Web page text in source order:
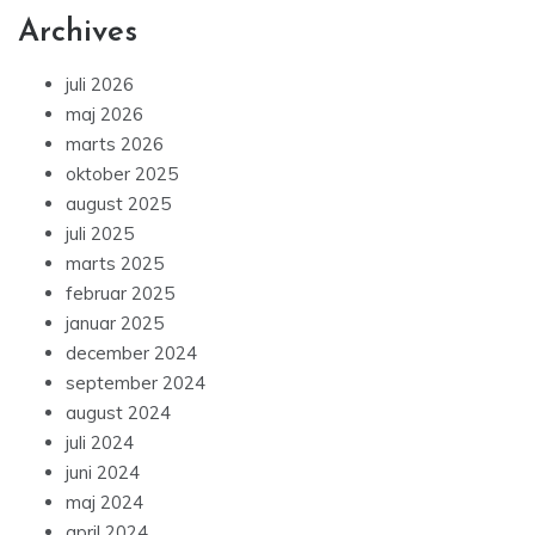
Archives
juli 2026
maj 2026
marts 2026
oktober 2025
august 2025
juli 2025
marts 2025
februar 2025
januar 2025
december 2024
september 2024
august 2024
juli 2024
juni 2024
maj 2024